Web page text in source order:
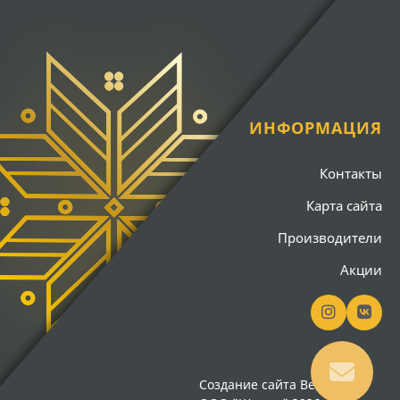
ИНФОРМАЦИЯ
Контакты
Карта сайта
Производители
Акции
Создание сайта Вебсайт18